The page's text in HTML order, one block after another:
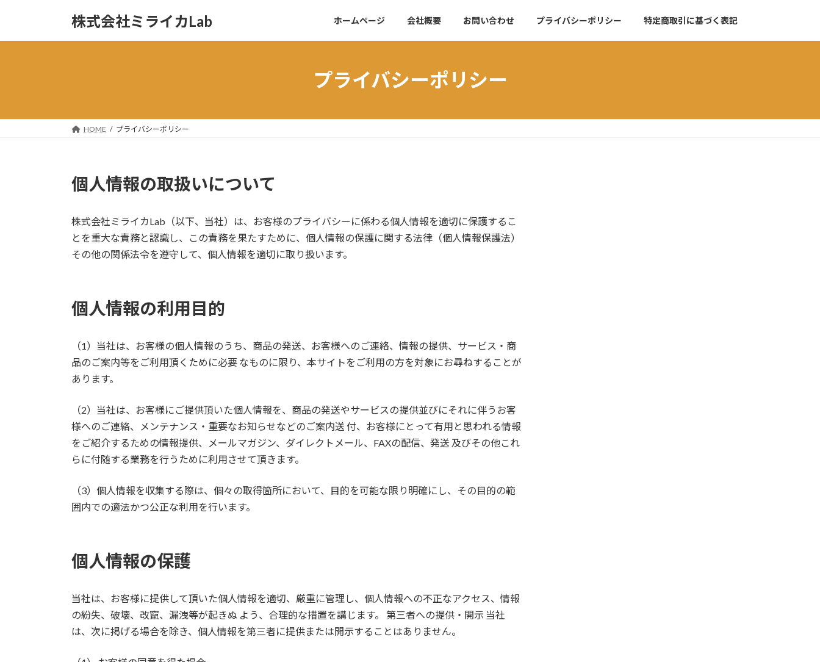
株式会社ミライカLab ホームページ 会社概要 お問い合わせ プライバシーポリシー 特定商取引に基づく表記
プライバシーポリシー
HOME プライバシーポリシー
個人情報の取扱いについて
株式会社ミライカLab（以下、当社）は、お客様のプライバシーに係わる個人情報を適切に保護するこ
とを重大な責務と認識し、この責務を果たすために、個人情報の保護に関する法律（個人情報保護法）
その他の関係法令を遵守して、個人情報を適切に取り扱います。
個人情報の利用目的
（1）当社は、お客様の個人情報のうち、商品の発送、お客様へのご連絡、情報の提供、サービス・商
品のご案内等をご利用頂くために必要 なものに限り、本サイトをご利用の方を対象にお尋ねすることが
あります。
（2）当社は、お客様にご提供頂いた個人情報を、商品の発送やサービスの提供並びにそれに伴うお客
様へのご連絡、メンテナンス・重要なお知らせなどのご案内送 付、お客様にとって有用と思われる情報
をご紹介するための情報提供、メールマガジン、ダイレクトメール、FAXの配信、発送 及びその他これ
らに付随する業務を行うために利用させて頂きます。
（3）個人情報を収集する際は、個々の取得箇所において、目的を可能な限り明確にし、その目的の範
囲内での適法かつ公正な利用を行います。
個人情報の保護
当社は、お客様に提供して頂いた個人情報を適切、厳重に管理し、個人情報への不正なアクセス、情報
の紛失、破壊、改竄、漏洩等が起きぬ よう、合理的な措置を講じます。 第三者への提供・開示 当社
は、次に掲げる場合を除き、個人情報を第三者に提供または開示することはありません。